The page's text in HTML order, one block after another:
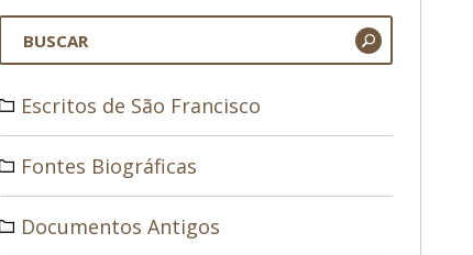
Escritos de São Francisco
Fontes Biográficas
Documentos Antigos